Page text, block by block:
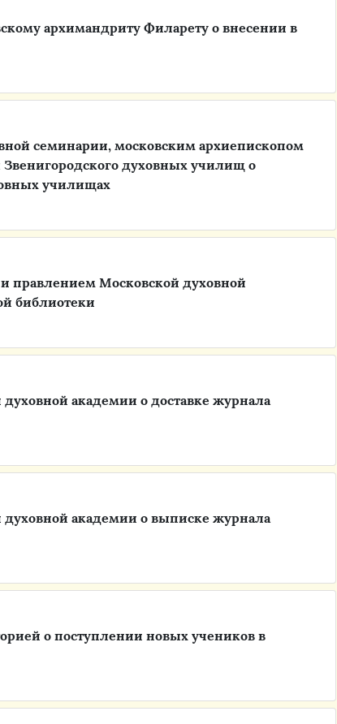
архимандриту Филарету о внесении в
семинарии, московским архиепископом
духовных училищ о
училищах
правлением Московской духовной
библиотеки
академии о доставке журнала
академии о выписке журнала
о поступлении новых учеников в